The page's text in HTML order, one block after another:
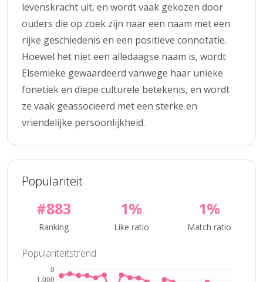
levenskracht uit, en wordt vaak gekozen door
ouders die op zoek zijn naar een naam met een
rijke geschiedenis en een positieve connotatie.
Hoewel het niet een alledaagse naam is, wordt
Elsemieke gewaardeerd vanwege haar unieke
fonetiek en diepe culturele betekenis, en wordt
ze vaak geassocieerd met een sterke en
vriendelijke persoonlijkheid.
Populariteit
#883
Ranking
1%
Like ratio
1%
Match ratio
Populariteitstrend